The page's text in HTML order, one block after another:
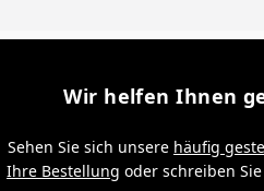
Wir helfen Ihnen
Sehen Sie sich unsere häufig
Ihre Bestellung oder schreiben